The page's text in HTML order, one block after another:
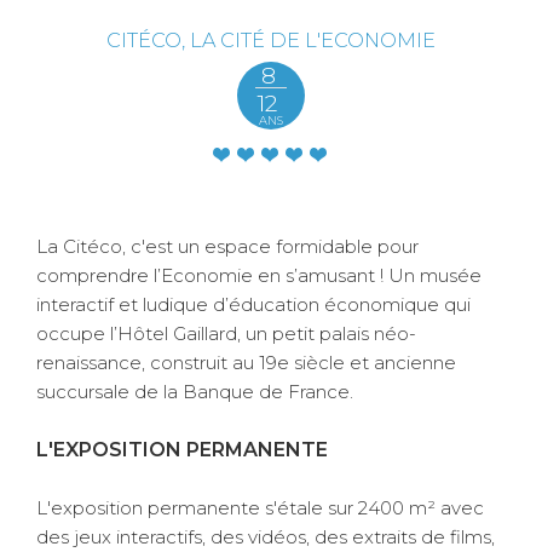
CITÉCO, LA CITÉ DE L'ECONOMIE
8
12
ANS
La Citéco, c'est un espace formidable pour
comprendre l’Economie en s’amusant ! Un musée
interactif et ludique d’éducation économique qui
occupe l’Hôtel Gaillard, un petit palais néo-
renaissance, construit au 19e siècle et ancienne
succursale de la Banque de France.
L'EXPOSITION PERMANENTE
L'exposition permanente s'étale sur 2400 m² avec
des jeux interactifs, des vidéos, des extraits de films,